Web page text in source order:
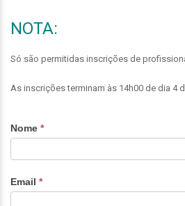
NOTA:
Só são permitidas inscrições de
As inscrições terminam às 14h00 de dia 4
Webinar
Obesidade
e
Nome *
Email *